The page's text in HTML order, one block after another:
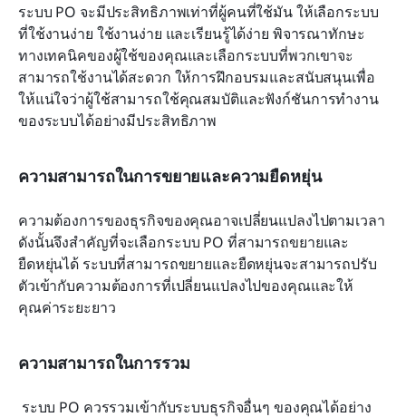
ระบบ PO จะมีประสิทธิภาพเท่าที่ผู้คนที่ใช้มัน ให้เลือกระบบ
ที่ใช้งานง่าย ใช้งานง่าย และเรียนรู้ได้ง่าย พิจารณาทักษะ
ทางเทคนิคของผู้ใช้ของคุณและเลือกระบบที่พวกเขาจะ
สามารถใช้งานได้สะดวก ให้การฝึกอบรมและสนับสนุนเพื่อ
ให้แน่ใจว่าผู้ใช้สามารถใช้คุณสมบัติและฟังก์ชันการทำงาน
ของระบบได้อย่างมีประสิทธิภาพ
ความสามารถในการขยายและความยืดหยุ่น
ความต้องการของธุรกิจของคุณอาจเปลี่ยนแปลงไปตามเวลา
ดังนั้นจึงสำคัญที่จะเลือกระบบ PO ที่สามารถขยายและ
ยืดหยุ่นได้ ระบบที่สามารถขยายและยืดหยุ่นจะสามารถปรับ
ตัวเข้ากับความต้องการที่เปลี่ยนแปลงไปของคุณและให้
คุณค่าระยะยาว
ความสามารถในการรวม